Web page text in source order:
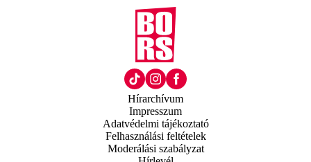
Hírarchívum
Impresszum
Adatvédelmi tájékoztató
Felhasználási feltételek
Moderálási szabályzat